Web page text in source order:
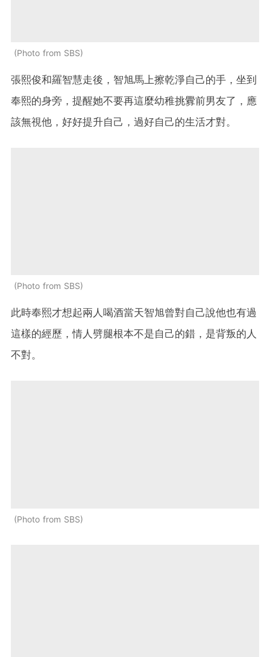
Photo from SBS
張熙俊和羅智慧走後，智旭馬上擦乾淨自己的手，坐到
奉熙的身旁，提醒她不要再這麼幼稚挑釁前男友了，應
該無視他，好好提升自己，過好自己的生活才對。
Photo from SBS
此時奉熙才想起兩人喝酒當天智旭曾對自己說他也有過
這樣的經歷，情人劈腿根本不是自己的錯，是背叛的人
不對。
Photo from SBS